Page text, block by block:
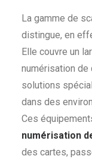
La gamme de
distingue, en
Elle couvre un
numérisation de
solutions
dans des
Ces
numérisation
des cartes,